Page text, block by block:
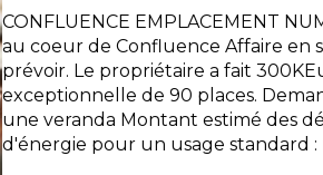
CONFLUENCE EMPLACEMENT
au coeur de Confluence Affaire en
prévoir. Le propriétaire a fait
exceptionnelle de 90 places.
une veranda Montant estimé des
d'énergie pour un usage standard